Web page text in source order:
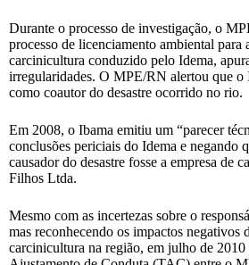
Durante o processo de investigação, o
processo de licenciamento ambiental para
carcinicultura conduzido pelo Idema,
irregularidades. O MPE/RN alertou que o
como coautor do desastre ocorrido no rio.
Em 2008, o Ibama emitiu um “parecer
conclusões periciais do Idema e negando
causador do desastre fosse a empresa de
Filhos Ltda.
Mesmo com as incertezas sobre o
mas reconhecendo os impactos negativos
carcinicultura na região, em julho de